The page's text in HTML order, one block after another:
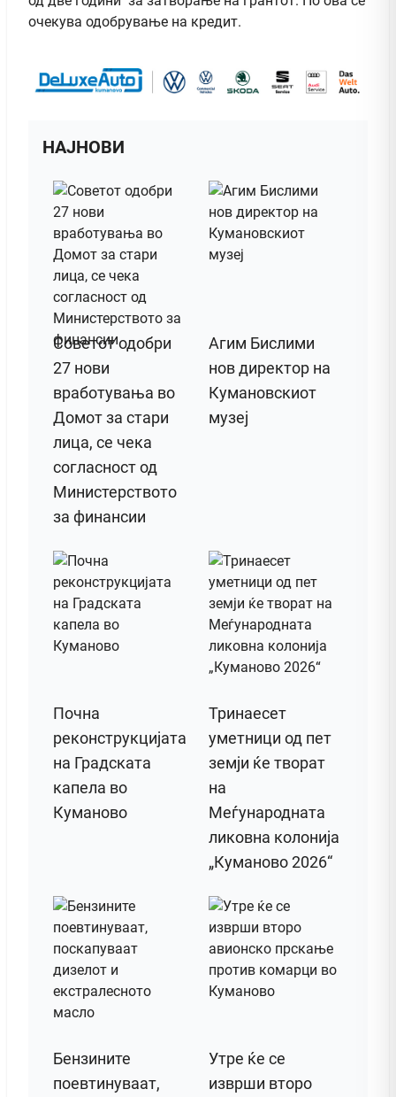
очекува одобрување на кредит.
НАЈНОВИ
Советот одобри
27 нови
вработувања во
Домот за стари
лица, се чека
согласност од
Министерството
за финансии
Агим Бислими
нов директор на
Кумановскиот
музеј
Почна
реконструкцијата
на Градската
капела во
Куманово
Тринаесет
уметници од пет
земји ќе творат
на
Меѓународната
ликовна колонија
„Куманово 2026“
Бензините
поевтинуваат,
Утре ќе се
изврши второ